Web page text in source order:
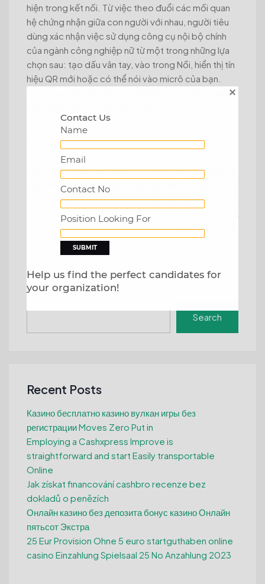
hiện trong kết nối. Từ việc theo đuổi các mối quan
hệ chứng nhận giữa con người với nhau, người tiêu
dùng xác nhận việc sử dụng công cụ nội bộ chính
của ngành công nghiệp nữ từ một trong những lựa
chọn sau: tạo dấu vân tay, vào trong Nồi, hiển thị tín
hiệu QR mới hoặc có thể nói vào micrô của bạn.
Posted inBlog
navigation
Previous:Chính xác thì Tài
vay tiền online nhanh liệu
Trước là gì?
Next:Лучшее игорное
казино официальный
Дополнительно
Search
Search
Recent Posts
Казино бесплатно казино вулкан игры без
регистрации Moves Zero Put in
Employing a Cashxpress Improve is
straightforward and start Easily transportable
Online
Jak získat financování cashbro recenze bez
dokladů o penězích
Онлайн казино без депозита бонус казино Онлайн
пятьсот Экстра
25 Eur Provision Ohne 5 euro startguthaben online
casino Einzahlung Spielsaal 25 No Anzahlung 2023
Contact Us
Name
Email
Contact No
Position Looking For
Help us find the perfect candidates for
your organization!